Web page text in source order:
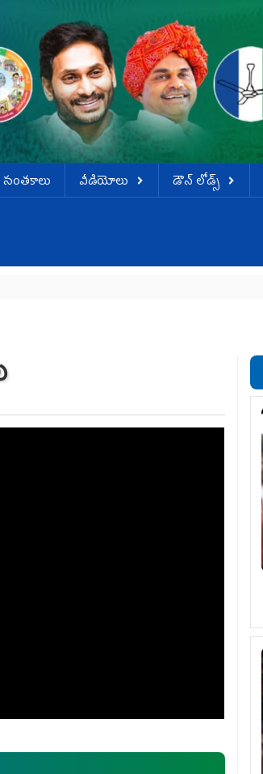
వీడియోలు డౌన్ లోడ్స్